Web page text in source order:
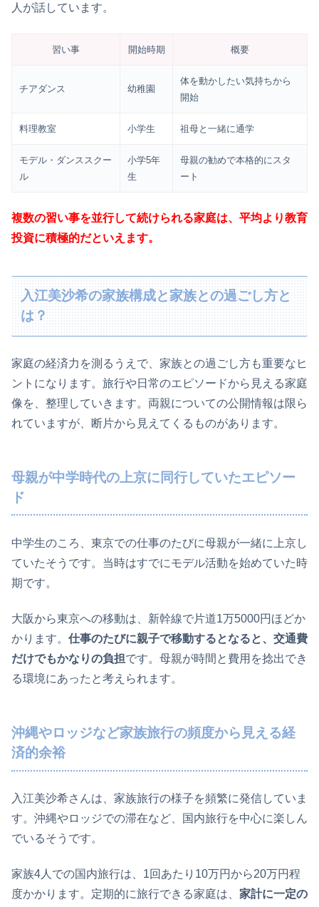
人が話しています。
習い事 開始時期 概要
チアダンス 幼稚園
体を動かしたい気持ちから
開始
料理教室 小学生 祖母と一緒に通学
モデル・ダンススクー
ル
小学5年
生
母親の勧めで本格的にスタ
ート
複数の習い事を並行して続けられる家庭は、平均より教育
投資に積極的だといえます。
入江美沙希の家族構成と家族との過ごし方と
は？
家庭の経済力を測るうえで、家族との過ごし方も重要なヒ
ントになります。旅行や日常のエピソードから見える家庭
像を、整理していきます。両親についての公開情報は限ら
れていますが、断片から見えてくるものがあります。
母親が中学時代の上京に同行していたエピソー
ド
中学生のころ、東京での仕事のたびに母親が一緒に上京し
ていたそうです。当時はすでにモデル活動を始めていた時
期です。
大阪から東京への移動は、新幹線で片道1万5000円ほどか
かります。 仕事のたびに親子で移動するとなると、交通費
だけでもかなりの負担です。母親が時間と費用を捻出でき
る環境にあったと考えられます。
沖縄やロッジなど家族旅行の頻度から見える経
済的余裕
入江美沙希さんは、家族旅行の様子を頻繁に発信していま
す。沖縄やロッジでの滞在など、国内旅行を中心に楽しん
でいるそうです。
家族4人での国内旅行は、1回あたり10万円から20万円程
度かかります。定期的に旅行できる家庭は、 家計に一定の